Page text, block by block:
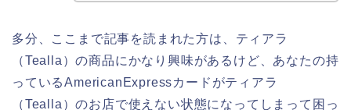
多分、ここまで記事を読まれた方は、ティアラ
（Tealla）の商品にかなり興味があるけど、あなたの持
っているAmericanExpressカードがティアラ
（Tealla）のお店で使えない状態になってしまって困っ